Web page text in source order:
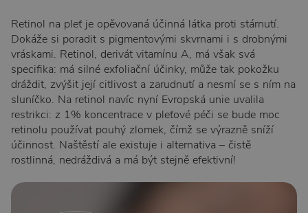
Retinol na pleť je opěvovaná účinná látka proti stárnutí.
Dokáže si poradit s pigmentovými skvrnami i s drobnými
vráskami. Retinol, derivát vitamínu A, má však svá
specifika: má silné exfoliační účinky, může tak pokožku
dráždit, zvýšit její citlivost a zarudnutí a nesmí se s ním na
sluníčko. Na retinol navíc nyní Evropská unie uvalila
restrikci: z 1% koncentrace v pleťové péči se bude moc
retinolu používat pouhý zlomek, čímž se výrazně sníží
účinnost. Naštěstí ale existuje i alternativa – čistě
rostlinná, nedráždivá a má být stejně efektivní!